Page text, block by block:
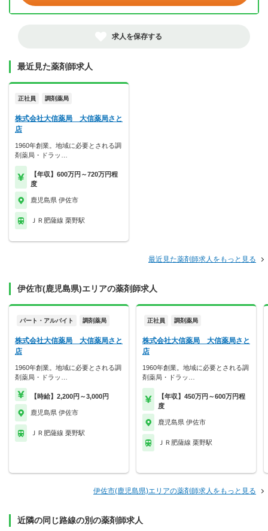
求人を保存する
最近見た薬剤師求人
正社員 調剤薬局
株式会社大信薬局 大信薬局さと
店
1960年創業。地域に必要とされる調
剤薬局・ドラッ…
【年収】600万円～720万円程
度
鹿児島県 伊佐市
ＪＲ肥薩線 栗野駅
最近見た薬剤師求人をもっと見る
伊佐市(鹿児島県)エリアの薬剤師求人
パート・アルバイト 調剤薬局
株式会社大信薬局 大信薬局さと
店
1960年創業。地域に必要とされる調
剤薬局・ドラッ…
【時給】2,200円～3,000円
鹿児島県 伊佐市
ＪＲ肥薩線 栗野駅
正社員 調剤薬局
株式会社大信薬局 大信薬局さと
店
1960年創業。地域に必要とされる調
剤薬局・ドラッ…
【年収】450万円～600万円程
度
鹿児島県 伊佐市
ＪＲ肥薩線 栗野駅
伊佐市(鹿児島県)エリアの薬剤師求人をもっと見る
近隣の同じ路線の別の薬剤師求人